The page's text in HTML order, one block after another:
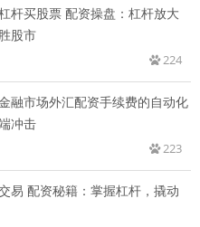
杆买股票 配资操盘：杠杆放大
股市
224
融市场外汇配资手续费的自动化
冲击
223
易 配资秘籍：掌握杠杆，撬动